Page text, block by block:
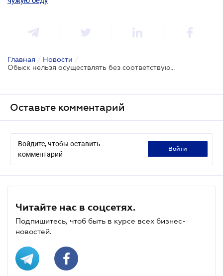
Главная / Новости /
Обыск нельзя осуществлять без соответствующего протокола
Оставьте комментарий
Войдите, чтобы оставить
комментарий
войти
Читайте нас в соцсетях.
Подпишитесь, чтоб быть в курсе всех бизнес-
новостей.